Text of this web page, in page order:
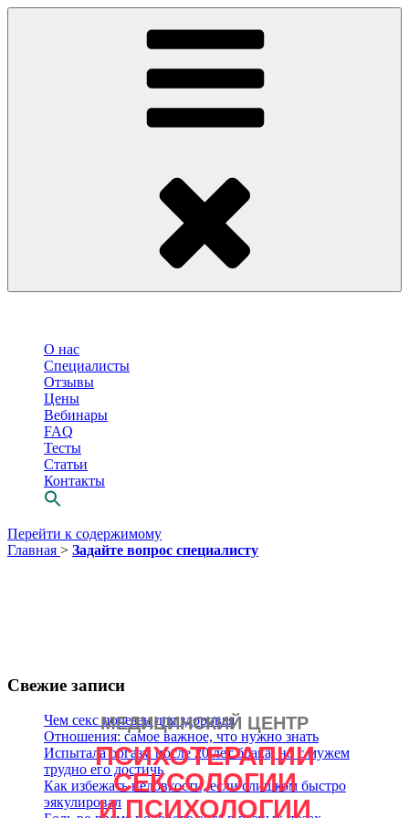
О нас
Специалисты
Отзывы
Цены
Вебинары
FAQ
Тесты
Статьи
Контакты
Перейти к содержимому
МЕДИЦИНСКИЙ ЦЕНТР
ПСИХОТЕРАПИИ
СЕКСОЛОГИИ
И ПСИХОЛОГИИ
Просто выбери
СВОЕГО
психотерапевта
Главная > Задайте вопрос специалисту
Свежие записи
Чем секс полезен для здоровья
Отношения: самое важное, что нужно знать
Испытала оргазм после 20 лет брака, но с мужем
трудно его достичь
Как избежать неловкости, если слишком быстро
эякулировал